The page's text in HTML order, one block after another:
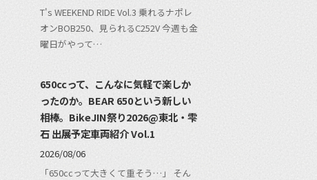
T's WEEKEND RIDE Vol.3 乗れるナポレ
オンBOB250、見られるC252V 今週も金
曜日がやって…
650ccって、こんなに気軽で楽しか
ったのか。BEAR 650という新しい
相棒。BikeJIN祭り2026@東北・雫
石 出展予定車両紹介 Vol.1
2026/08/06
「650ccって大きくて重そう…」 そん